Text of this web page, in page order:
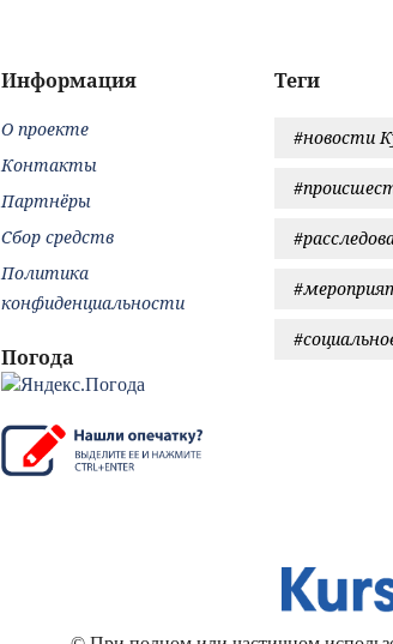
Теги
#новости
Информация
О проекте
Контакты
Партнёры
Сбор средств
Политика
конфиденциальности
Погода